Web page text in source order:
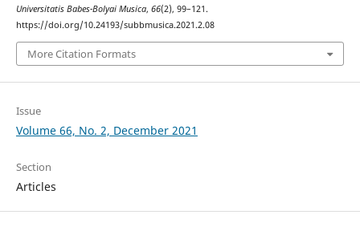
Universitatis Babes-Bolyai Musica, 66(2), 99–121.
https://doi.org/10.24193/subbmusica.2021.2.08
More Citation Formats
Issue
Volume 66, No. 2, December 2021
Section
Articles